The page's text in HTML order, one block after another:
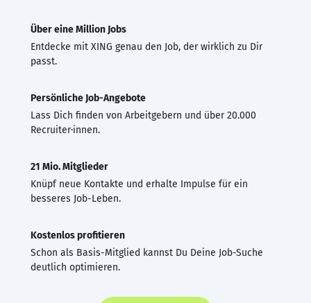
Über eine Million Jobs
Entdecke mit XING genau den Job, der wirklich zu Dir
passt.
Persönliche Job-Angebote
Lass Dich finden von Arbeitgebern und über 20.000
Recruiter·innen.
21 Mio. Mitglieder
Knüpf neue Kontakte und erhalte Impulse für ein
besseres Job-Leben.
Kostenlos profitieren
Schon als Basis-Mitglied kannst Du Deine Job-Suche
deutlich optimieren.